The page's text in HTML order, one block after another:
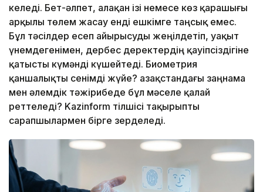
келеді. Бет-әлпет, алақан ізі немесе көз қарашығы
арқылы төлем жасау енді ешкімге таңсық емес.
Бұл тәсілдер есеп айырысуды жеңілдетіп, уақыт
үнемдегенімен, дербес деректердің қауіпсіздігіне
қатысты күмәнді күшейтеді. Биометрия
қаншалықты сенімді жүйе? Қазақстандағы заңнама
мен әлемдік тәжірибеде бұл мәселе қалай
реттеледі? Kazinform тілшісі тақырыпты
сарапшылармен бірге зерделеді.